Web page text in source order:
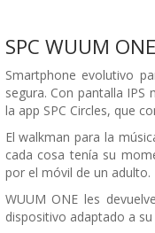
SPC WUUM ONE
Smartphone evolutivo
segura. Con pantalla
la app SPC Circles, que
El walkman para la
cada cosa tenía su
por el móvil de un adulto.
WUUM ONE les
dispositivo adaptado a